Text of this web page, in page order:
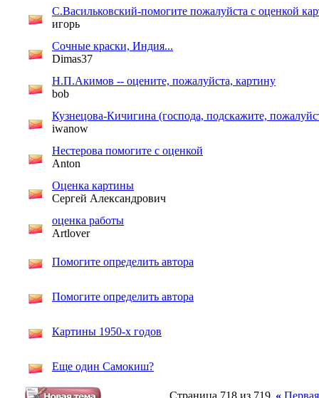
С.Васильковский-помогите пожалуйста с оценкой
игорь
Сочные краски, Индия...
Dimas37
Н.П.Акимов -- оцените, пожалуйста, картину
bob
Кузнецова-Кичигина (господа, подскажите,
iwanow
Нестерова помогите с оценкой
Anton
Оценка картины
Сергей Александрович
оценка работы
Artlover
Помогите определить автора
Помогите определить автора
Картины 1950-х годов
Еще один Самокиш?
Страница 718 из 719 « Первая